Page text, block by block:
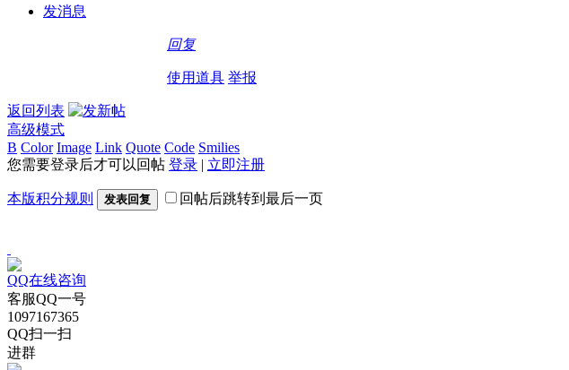
发消息
回复
使用道具 举报
返回列表
高级模式
B Color Image Link Quote Code Smilies
您需要登录后才可以回帖 登录 | 立即注册
本版积分规则 发表回复 回帖后跳转到最后一页
QQ在线咨询
客服QQ一号
1097167365
QQ扫一扫
进群